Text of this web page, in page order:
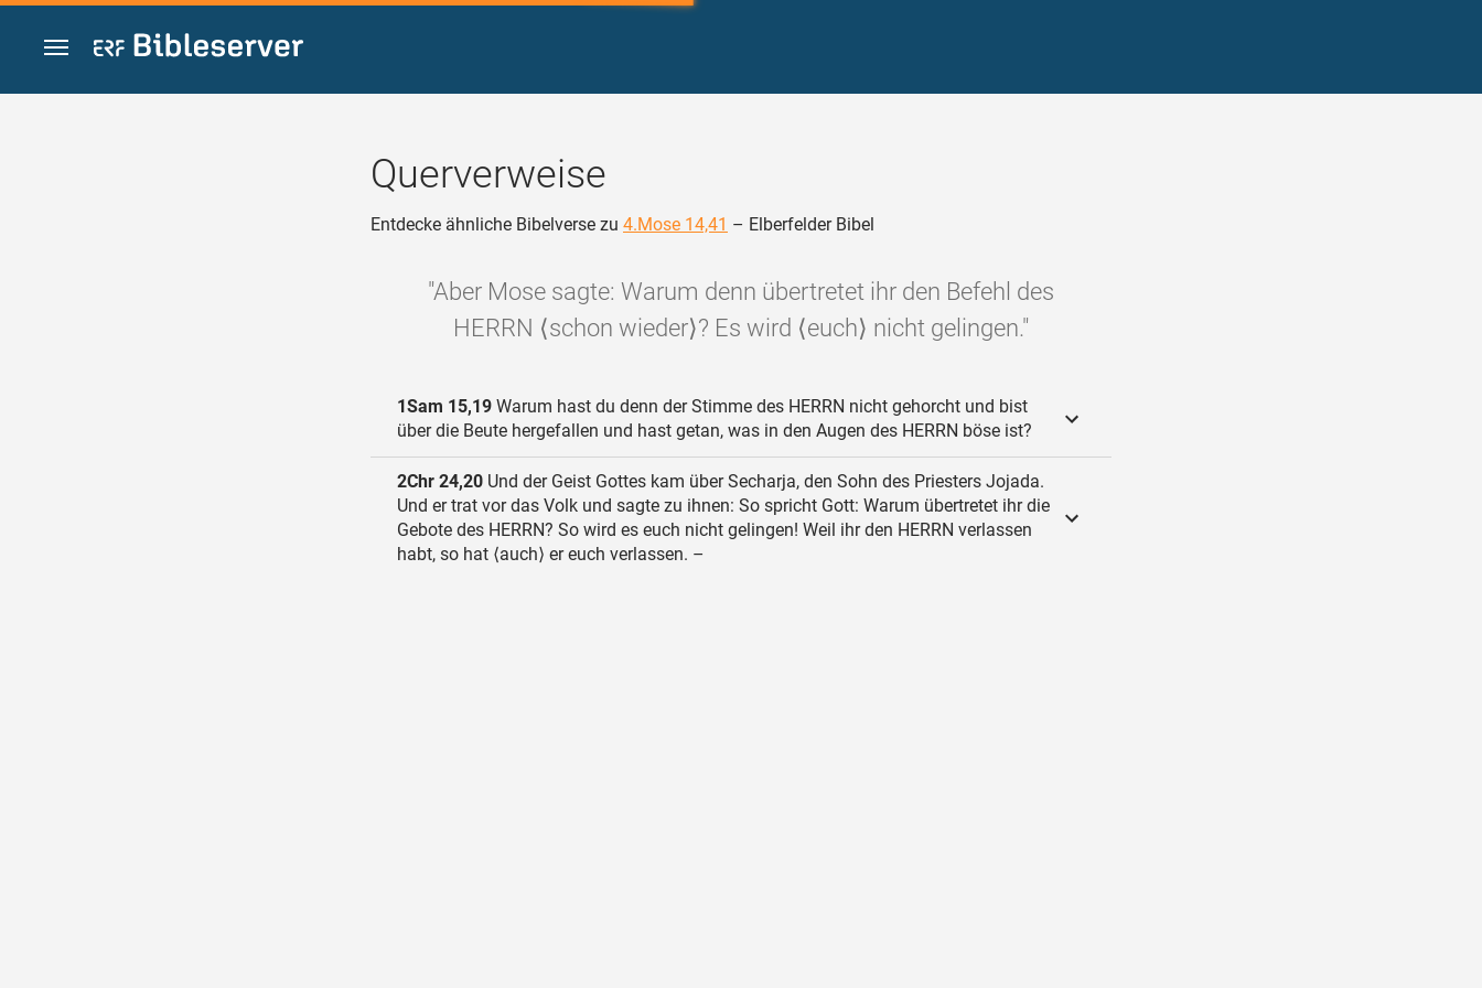
Zum Inhalt springen
Querverweise
Entdecke ähnliche Bibelverse zu 4.Mose 14,41 – Elberfelder Bibel
"Aber Mose sagte: Warum denn übertretet ihr den Befehl des
HERRN ⟨schon wieder⟩? Es wird ⟨euch⟩ nicht gelingen."
1Sam 15,19 Warum hast du denn der Stimme des HERRN nicht gehorcht und bist
über die Beute hergefallen und hast getan, was in den Augen des HERRN böse ist?
2Chr 24,20 Und der Geist Gottes kam über Secharja, den Sohn des Priesters Jojada.
Und er trat vor das Volk und sagte zu ihnen: So spricht Gott: Warum übertretet ihr die
Gebote des HERRN? So wird es euch nicht gelingen! Weil ihr den HERRN verlassen
habt, so hat ⟨auch⟩ er euch verlassen. –